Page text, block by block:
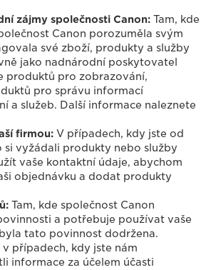
zájmy společnosti Canon: Tam, kde
Canon porozuměla svým
své zboží, produkty a služby
jako nadnárodní poskytovatel
produktů pro zobrazování,
pro správu informací
a služeb. Další informace naleznete
firmou: V případech, kdy jste od
si vyžádali produkty nebo služby
vaše kontaktní údaje, abychom
objednávku a dodat produkty
Tam, kde společnost Canon
a potřebuje používat vaše
tato povinnost dodržena.
v případech, kdy jste nám
informace za účelem účasti